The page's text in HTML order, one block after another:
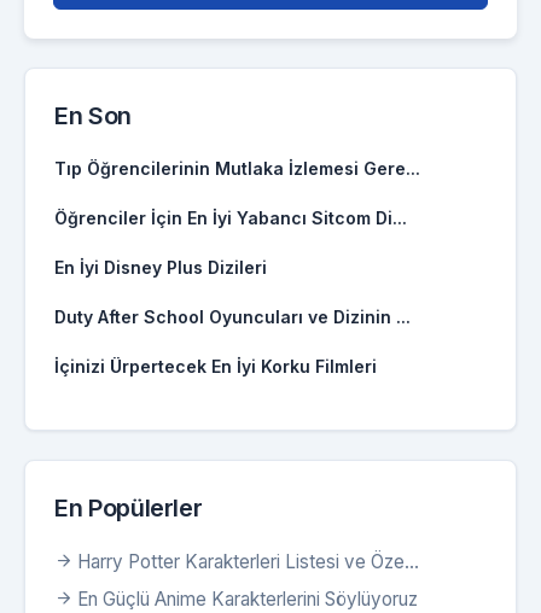
En Son
Tıp Öğrencilerinin Mutlaka İzlemesi Gere...
Öğrenciler İçin En İyi Yabancı Sitcom Di...
En İyi Disney Plus Dizileri
Duty After School Oyuncuları ve Dizinin ...
İçinizi Ürpertecek En İyi Korku Filmleri
En Popülerler
Harry Potter Karakterleri Listesi ve Öze...
En Güçlü Anime Karakterlerini Söylüyoruz